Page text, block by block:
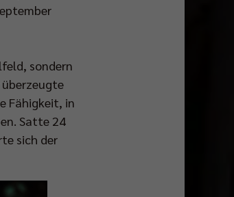
sondern
Fähigkeit, in
Satte 24
sich der